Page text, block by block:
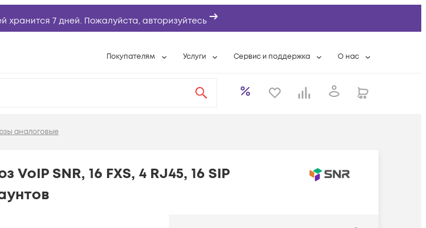
хранится 7 дней. Пожалуйста, авторизуйтесь
Покупателям
База знаний
Услуги
Расширенная гарантия
Сервис и поддержка
Разовые выездные работы
Условия оказания услуг
О нас
Контактная
аналоговые
VoIP SNR, 16 FXS, 4 RJ45, 16 SIP